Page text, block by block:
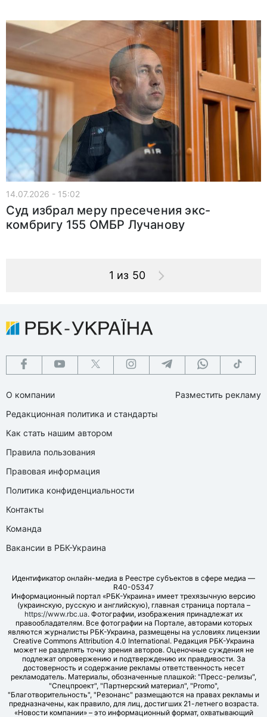
14.07.2026 - 15:02
Суд избрал меру пресечения экс-
комбригу 155 ОМБР Лучанову
1 из 50
О компании
Редакционная политика и стандарты
Как стать нашим автором
Правила пользования
Правовая информация
Политика конфиденциальности
Контакты
Команда
Вакансии в РБК-Украина
Разместить рекламу
Идентификатор онлайн-медиа в Реестре субъектов в сфере медиа —
R40-05347
Информационный портал «РБК-Украина» имеет трехязычную версию
(украинскую, русскую и английскую), главная страница портала –
https://www.rbc.ua. Фотографии, изображения принадлежат их
правообладателям. Все фотографии на Портале, авторами которых
являются журналисты РБК-Украина, размещены на условиях лицензии
Creative Commons Attribution 4.0 International. Редакция РБК-Украина
может не разделять точку зрения авторов. Оценочные суждения не
подлежат опровержению и подтверждению их правдивости. За
достоверность и содержание рекламы ответственность несет
рекламодатель. Материалы, обозначенные плашкой: "Пресс-релизы",
"Спецпроект", "Партнерский материал", "Promo",
"Благотворительность", "Резонанс" размещаются на правах рекламы и
предназначены, как правило, для лиц, достигших 21-летнего возраста.
«Новости компании» – это информационный формат, охватывающий